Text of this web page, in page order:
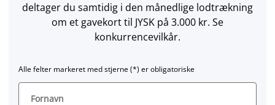
deltager du samtidig i den månedlige lodtrækning
om et gavekort til JYSK på 3.000 kr. Se
konkurrencevilkår.
Alle felter markeret med stjerne (*) er obligatoriske
Fornavn